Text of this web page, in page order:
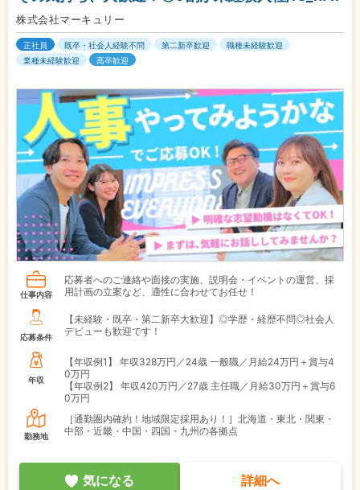
株式会社マーキュリー
正社員 既卒・社会人経験不問 第二新卒歓迎
職種未経験歓迎
業種未経験歓迎
高卒歓迎
仕事内容
応募者へのご連絡や面接の実施、説明会・イベントの運営、採
用計画の立案など、適性に合わせてお任せ！
応募条件
【未経験・既卒・第二新卒大歓迎】◎学歴・経歴不問◎社会人
デビューも歓迎です！
年収
【年収例1】
年収328万円／24歳 一般職／月給24万円＋賞与4
0万円
【年収例2】
年収420万円／27歳 主任職／月給30万円＋賞与6
0万円
勤務地
［通勤圏内確約！地域限定採用あり！］北海道・東北・関東・
中部・近畿・中国・四国・九州の各拠点
気になる 詳細へ